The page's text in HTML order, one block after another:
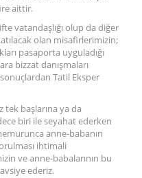
aittir.
vatandaşlığı olup da diğer
olan misafirlerimizin;
pasaporta uyguladığı
bizzat danışmaları
Tatil Eksper
tek başlarına ya da
biri ile seyahat ederken
anne-babanın
ihtimali
ve anne-babalarının bu
ederiz.